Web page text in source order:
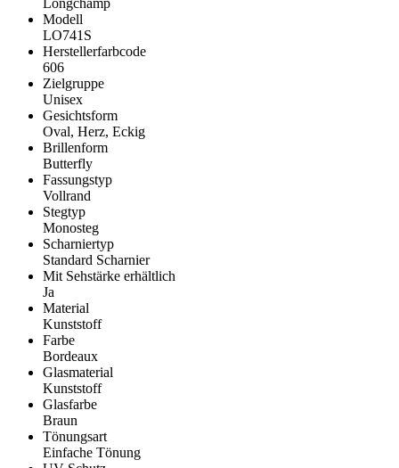
Longchamp
Modell
LO741S
Herstellerfarbcode
606
Zielgruppe
Unisex
Gesichtsform
Oval, Herz, Eckig
Brillenform
Butterfly
Fassungstyp
Vollrand
Stegtyp
Monosteg
Scharniertyp
Standard Scharnier
Mit Sehstärke erhältlich
Ja
Material
Kunststoff
Farbe
Bordeaux
Glasmaterial
Kunststoff
Glasfarbe
Braun
Tönungsart
Einfache Tönung